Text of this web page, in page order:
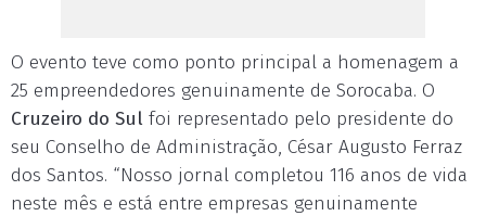
O evento teve como ponto principal a homenagem a
25 empreendedores genuinamente de Sorocaba. O
Cruzeiro do Sul foi representado pelo presidente do
seu Conselho de Administração, César Augusto Ferraz
dos Santos. “Nosso jornal completou 116 anos de vida
neste mês e está entre empresas genuinamente